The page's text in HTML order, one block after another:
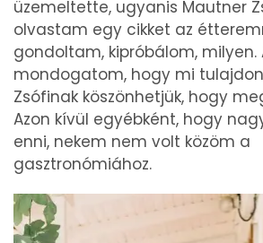
üzemeltette, ugyanis Mautner
olvastam egy cikket az
gondoltam, kipróbálom, milyen.
mondogatom, hogy mi
Zsófinak köszönhetjük, hogy
Azon kívül egyébként, hogy
enni, nekem nem volt közöm a
gasztronómiához.